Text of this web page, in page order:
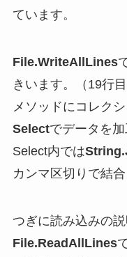
ています。
File.WriteAllLines
きいます。（19行目
メソッドにコレク
Selectでデータを加
Select内では
カンマ区切りで結
つぎに読み込みの
File.ReadAllLines